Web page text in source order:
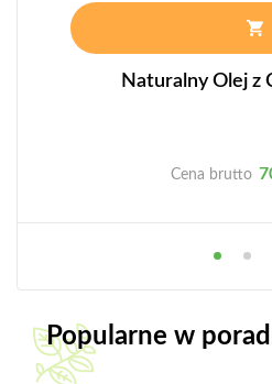
Naturalny Olej z
Cena brutto
Popularne w